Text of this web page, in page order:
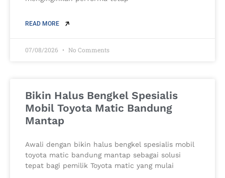
READ MORE
07/08/2026 No Comments
Bikin Halus Bengkel Spesialis
Mobil Toyota Matic Bandung
Mantap
Awali dengan bikin halus bengkel spesialis mobil
toyota matic bandung mantap sebagai solusi
tepat bagi pemilik Toyota matic yang mulai